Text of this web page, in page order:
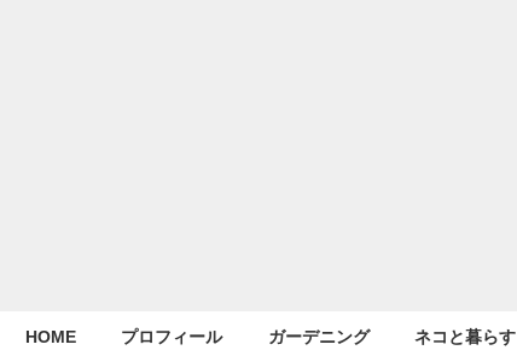
HOME プロフィール ガーデニング ネコと暮らす